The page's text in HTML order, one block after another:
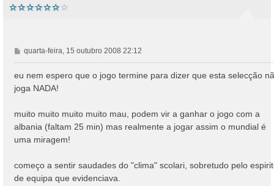
M
e
n
a
e
m
quarta-feira, 15 outubro 2008 22:12
eu nem espero que o jogo termine para dizer que esta selecção
joga NADA!
muito muito muito muito mau, podem vir a ganhar o jogo com a
albania (faltam 25 min) mas realmente a jogar assim o mundial é
uma miragem!
começo a sentir saudades do "clima" scolari, sobretudo pelo
de equipa que evidenciava.